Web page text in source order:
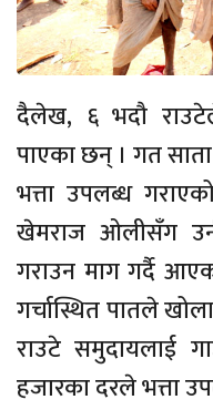
दैलेख, ६ भदौ
पाएका छन् । गत
भत्ता उपलब्ध
खेमराज ओलीसँग
गराउन माग गर्दै
गर्चास्थित पातले
राउटे समुदायलाई
हजारका दरले भत्ता